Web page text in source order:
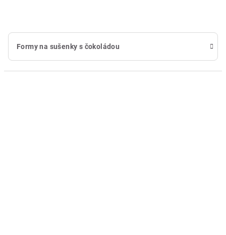
Formy na sušenky s čokoládou